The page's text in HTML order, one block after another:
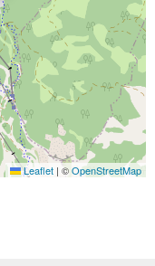
Leaflet | ©OpenStreetMap